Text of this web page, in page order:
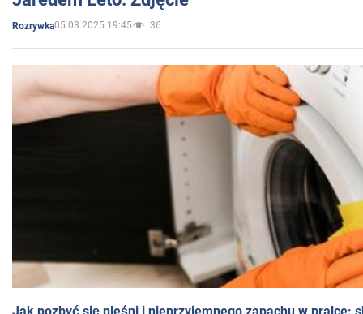
Rozrywka05.03.2025 19:45 36